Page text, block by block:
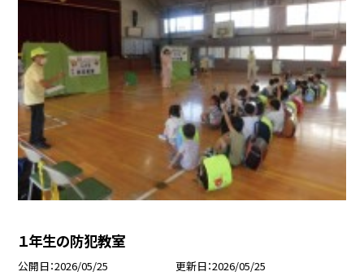
１年生の防犯教室
公開日 2026/05/25 更新日 2026/05/25